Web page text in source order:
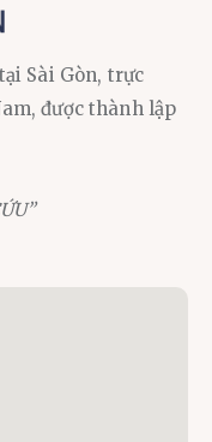
Sài Gòn, trực
được thành lập